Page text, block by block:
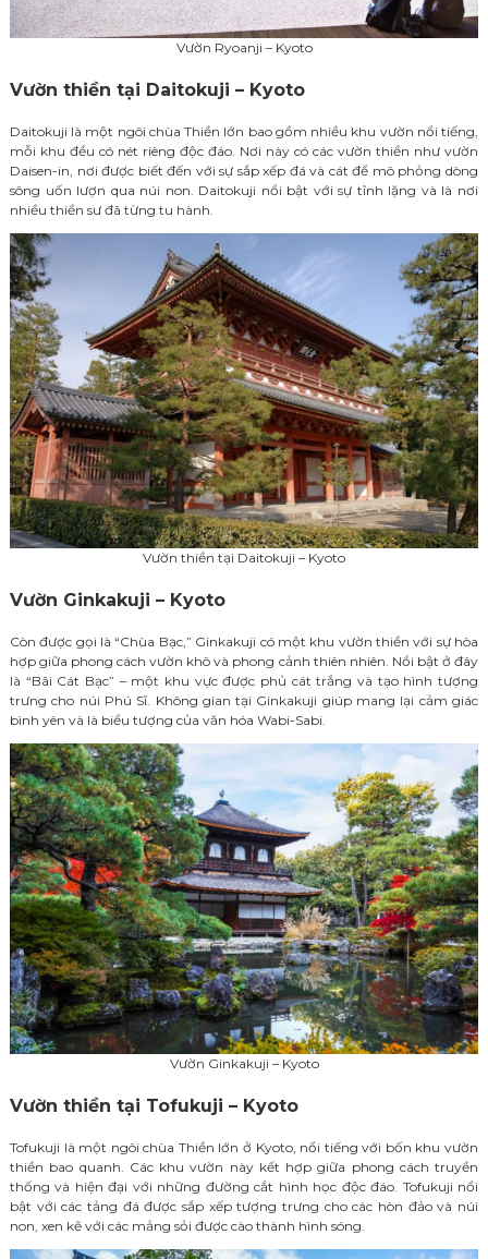
Vườn Ryoanji – Kyoto
Vườn thiền tại Daitokuji – Kyoto
Daitokuji là một ngôi chùa Thiền lớn bao gồm nhiều khu vườn nổi tiếng,
mỗi khu đều có nét riêng độc đáo. Nơi này có các vườn thiền như vườn
Daisen-in, nơi được biết đến với sự sắp xếp đá và cát để mô phỏng dòng
sông uốn lượn qua núi non. Daitokuji nổi bật với sự tĩnh lặng và là nơi
nhiều thiền sư đã từng tu hành.
Vườn thiền tại Daitokuji – Kyoto
Vườn Ginkakuji – Kyoto
Còn được gọi là “Chùa Bạc,” Ginkakuji có một khu vườn thiền với sự hòa
hợp giữa phong cách vườn khô và phong cảnh thiên nhiên. Nổi bật ở đây
là “Bãi Cát Bạc” – một khu vực được phủ cát trắng và tạo hình tượng
trưng cho núi Phú Sĩ. Không gian tại Ginkakuji giúp mang lại cảm giác
bình yên và là biểu tượng của văn hóa Wabi-Sabi.
Vườn Ginkakuji – Kyoto
Vườn thiền tại Tofukuji – Kyoto
Tofukuji là một ngôi chùa Thiền lớn ở Kyoto, nổi tiếng với bốn khu vườn
thiền bao quanh. Các khu vườn này kết hợp giữa phong cách truyền
thống và hiện đại với những đường cắt hình học độc đáo. Tofukuji nổi
bật với các tảng đá được sắp xếp tượng trưng cho các hòn đảo và núi
non, xen kẽ với các mảng sỏi được cào thành hình sóng.